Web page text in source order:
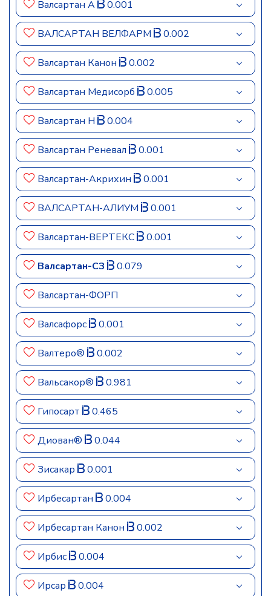
Валсартан А 0.001
ВАЛСАРТАН ВЕЛФАРМ 0.002
Валсартан Канон 0.002
Валсартан Медисорб 0.005
Валсартан Н 0.004
Валсартан Реневал 0.001
Валсартан-Акрихин 0.001
ВАЛСАРТАН-АЛИУМ 0.001
Валсартан-ВЕРТЕКС 0.001
Валсартан-СЗ 0.079
Валсартан-ФОРП
Валсафорс 0.001
Валтеро® 0.002
Вальсакор® 0.981
Гипосарт 0.465
Диован® 0.044
Зисакар 0.001
Ирбесартан 0.004
Ирбесартан Канон 0.002
Ирбис 0.004
Ирсар 0.004